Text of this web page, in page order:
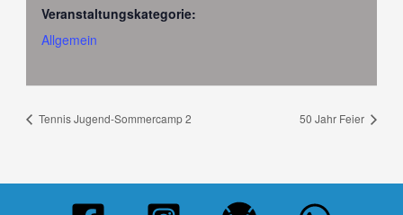
Veranstaltungskategorie:
Allgemein
Tennis Jugend-Sommercamp 2 50 Jahr Feier